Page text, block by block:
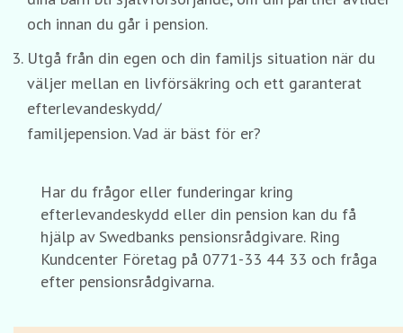
och innan du går i pension.
Utgå från din egen och din familjs situation när du
väljer mellan en livförsäkring och ett garanterat
efterlevandeskydd/
familjepension. Vad är bäst för er?
Har du frågor eller funderingar kring
efterlevandeskydd eller din pension kan du få
hjälp av Swedbanks pensionsrådgivare. Ring
Kundcenter Företag på 0771-33 44 33 och fråga
efter pensionsrådgivarna.